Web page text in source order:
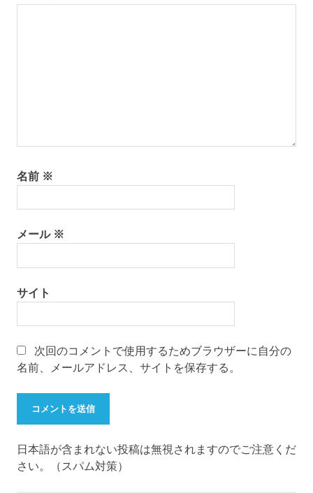
名前 ※
メール ※
サイト
次回のコメントで使用するためブラウザーに自分の
名前、メールアドレス、サイトを保存する。
日本語が含まれない投稿は無視されますのでご注意くだ
さい。（スパム対策）